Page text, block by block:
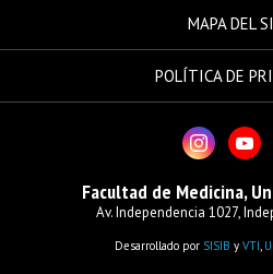
MAPA DEL
POLÍTICA DE
Facultad de Medicina,
Av. Independencia 1027,
Desarrollado por SISIB y VTI,